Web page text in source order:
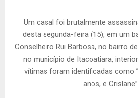
Um casal foi brutalmente
desta segunda-feira (15), em um
Conselheiro Rui Barbosa, no bairro
no município de Itacoatiara,
vítimas foram identificadas como
anos, e Crislane”.